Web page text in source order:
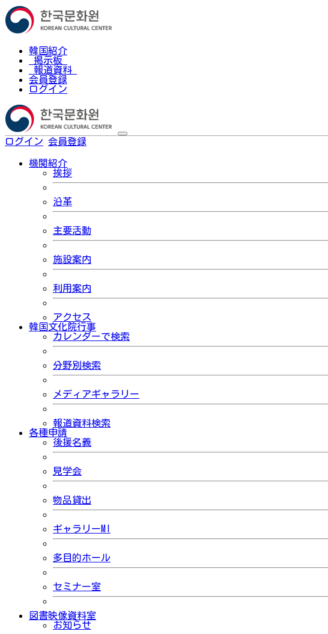
韓国紹介
掲示板
報道資料
会員登録
ログイン
ログイン 会員登録
機関紹介
挨拶
沿革
主要活動
施設案内
利用案内
アクセス
韓国文化院行事
カレンダーで検索
分野別検索
メディアギャラリー
報道資料検索
各種申請
後援名義
見学会
物品貸出
ギャラリーMI
多目的ホール
セミナー室
図書映像資料室
お知らせ